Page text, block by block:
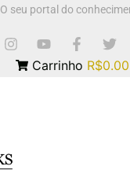
O seu portal do
Carrinho R$0.00